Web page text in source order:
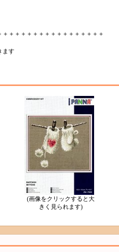
＋＋＋＋＋＋＋＋＋＋＋＋＋＋＋＋
ます
(画像をクリックすると大
きく見られます)